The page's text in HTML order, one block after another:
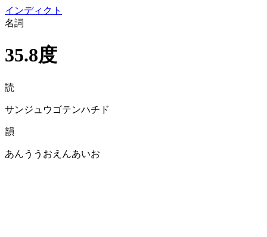
インディクト
名詞
35.8度
読
サンジュウゴテンハチド
韻
あんううおえんあいお